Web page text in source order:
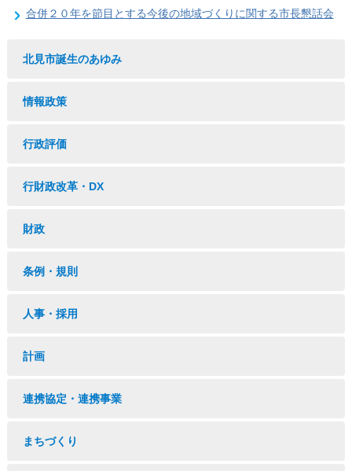
合併２０年を節目とする今後の地域づくりに関する市長懇話会
北見市誕生のあゆみ
情報政策
行政評価
行財政改革・DX
財政
条例・規則
人事・採用
計画
連携協定・連携事業
まちづくり